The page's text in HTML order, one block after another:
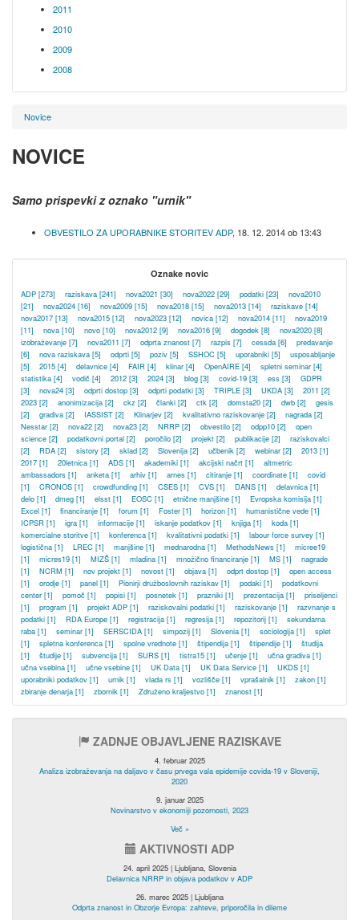
2011
2010
2009
2008
Novice
NOVICE
Samo prispevki z oznako "urnik"
OBVESTILO ZA UPORABNIKE STORITEV ADP, 18. 12. 2014 ob 13:43
Oznake novic
ADP [273] raziskava [241] nova2021 [30] nova2022 [29] podatki [23]
nova2010
[21]
nova2024 [16] nova2009 [15] nova2018 [15] nova2013 [14] raziskave [14]
nova2017 [13] nova2015 [12] nova2023 [12] novica [12] nova2014 [11]
nova2019
[11]
nova [10] novo [10] nova2012 [9] nova2016 [9] dogodek [8] nova2020 [8]
izobraževanje [7] nova2011 [7] odprta znanost [7] razpis [7] cessda [6]
predavanje
[6]
nova raziskava [5] odprti [5] poziv [5] SSHOC [5] uporabniki [5]
usposabljanje
[5]
2015 [4] delavnice [4] FAIR [4] klinar [4] OpenAIRE [4] spletni seminar [4]
statistika [4] vodič [4] 2012 [3] 2024 [3] blog [3] covid-19 [3] ess [3]
GDPR
[3]
nova24 [3] odprti dostop [3] odprti podatki [3] TRIPLE [3] UKDA [3] 2011 [2]
2023 [2] anonimizacija [2] ckz [2] članki [2] ctk [2] domsta20 [2] dwb [2]
gesis
[2]
gradiva [2] IASSIST [2] Klinarjev [2] kvalitativno raziskovanje [2] nagrada [2]
Nesstar [2] nova22 [2] nova23 [2] NRRP [2] obvestilo [2] odpp10 [2]
open
science [2] podatkovni portal [2] poročilo [2] projekt [2] publikacije [2]
raziskovalci
[2]
RDA [2] sistory [2] sklad [2] Slovenija [2] učbenik [2] webinar [2] 2013 [1]
2017 [1] 20letnica [1] ADS [1] akademiki [1] akcijski načrt [1]
altmetric
ambassadors [1] anketa [1] arhiv [1] arnes [1] citiranje [1] coordinate [1]
covid
[1]
CRONOS [1] crowdfunding [1] CSES [1] CVS [1] DANS [1] delavnica [1]
delo [1] dmeg [1] elsst [1] EOSC [1] etnične manjšine [1] Evropska komisija [1]
Excel [1] financiranje [1] forum [1] Foster [1] horizon [1] humanistične vede [1]
ICPSR [1] igra [1] informacije [1] iskanje podatkov [1] knjiga [1] koda [1]
komercialne storitve [1] konferenca [1] kvalitativni podatki [1] labour force survey [1]
logistična [1] LREC [1] manjšine [1] mednarodna [1] MethodsNews [1]
micree19
[1]
micres19 [1] MIZŠ [1] mladina [1] množično financiranje [1] MS [1]
nagrade
[1]
NCRM [1] nov projekt [1] novost [1] objava [1] odprt dostop [1]
open access
[1]
orodje [1] panel [1] Pionirji družboslovnih raziskav [1] podaki [1]
podatkovni
center [1] pomoč [1] popisi [1] posnetek [1] prazniki [1] prezentacija [1]
priseljenci
[1]
program [1] projekt ADP [1] raziskovalni podatki [1] raziskovanje [1]
razvnanje s
podatki [1] RDA Europe [1] registracija [1] regresija [1] repozitorij [1]
sekundarna
raba [1] seminar [1] SERSCIDA [1] simpozij [1] Slovenia [1] sociologija [1]
splet
[1]
spletna konferenca [1] spolne vrednote [1] štipendija [1] štipendije [1]
študija
[1]
študije [1] subvencija [1] SURS [1] tistra15 [1] učenje [1] učna gradiva [1]
učna vsebina [1] učne vsebine [1] UK Data [1] UK Data Service [1] UKDS [1]
uporabniki podatkov [1] urnik [1] vlada rs [1] vozlišče [1] vprašalnik [1] zakon [1]
zbiranje denarja [1] zbornik [1] Združeno kraljestvo [1] znanost [1]
ZADNJE OBJAVLJENE RAZISKAVE
4. februar 2025
Analiza izobraževanja na daljavo v času prvega vala epidemije covida-19 v Sloveniji,
2020
9. januar 2025
Novinarstvo v ekonomiji pozornosti, 2023
Več »
AKTIVNOSTI ADP
24. april 2025 | Ljubljana, Slovenia
Delavnica NRRP in objava podatkov v ADP
26. marec 2025 | Ljubljana
Odprta znanost in Obzorje Evropa: zahteve, priporočila in dileme